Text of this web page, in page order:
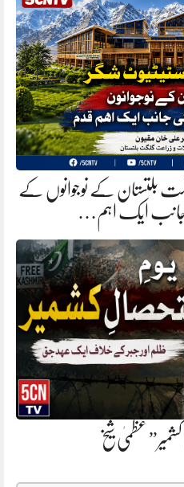
بلتستان کے نوجوانوں کے
جانب ایک اہم…
عظمیٰ شیخ